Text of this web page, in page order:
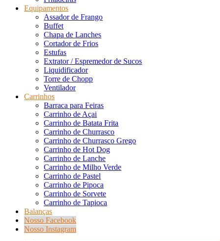
Equipamentos
Assador de Frango
Buffet
Chapa de Lanches
Cortador de Frios
Estufas
Extrator / Espremedor de Sucos
Liquidificador
Torre de Chopp
Ventilador
Carrinhos
Barraca para Feiras
Carrinho de Açai
Carrinho de Batata Frita
Carrinho de Churrasco
Carrinho de Churrasco Grego
Carrinho de Hot Dog
Carrinho de Lanche
Carrinho de Milho Verde
Carrinho de Pastel
Carrinho de Pipoca
Carrinho de Sorvete
Carrinho de Tapioca
Balanças
Nosso Facebook
Nosso Instagram